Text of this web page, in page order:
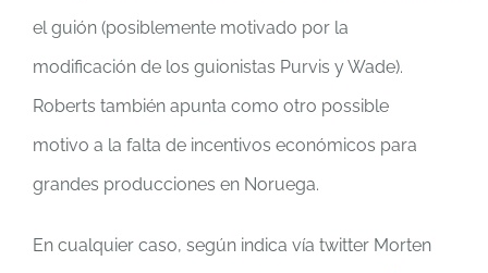
el guión (posiblemente motivado por la
modificación de los guionistas Purvis y Wade).
Roberts también apunta como otro possible
motivo a la falta de incentivos económicos para
grandes producciones en Noruega.
En cualquier caso, según indica vía twitter Morten